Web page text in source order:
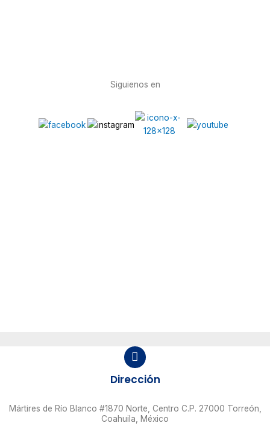
Siguienos en
Dirección
Mártires de Río Blanco #1870 Norte, Centro C.P. 27000 Torreón,
Coahuila, México